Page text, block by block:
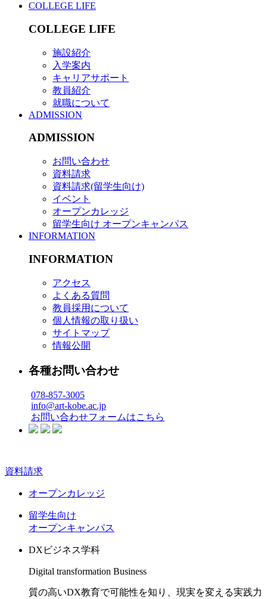
COLLEGE LIFE
COLLEGE LIFE
施設紹介
入学案内
キャリアサポート
教員紹介
就職について
ADMISSION
ADMISSION
お問い合わせ
資料請求
資料請求(留学生向け)
イベント
オープンカレッジ
留学生向け オープンキャンパス
INFORMATION
INFORMATION
アクセス
よくある質問
教員採用について
個人情報の取り扱い
サイトマップ
情報公開
各種お問い合わせ
078-857-3005
info@art-kobe.ac.jp
お問い合わせフォームはこちら
資料請求
オープンカレッジ
留学生向け
オープンキャンパス
DXビジネス学科
Digital transformation Business
質の高いDX教育で可能性を知り、現実を変える実践力